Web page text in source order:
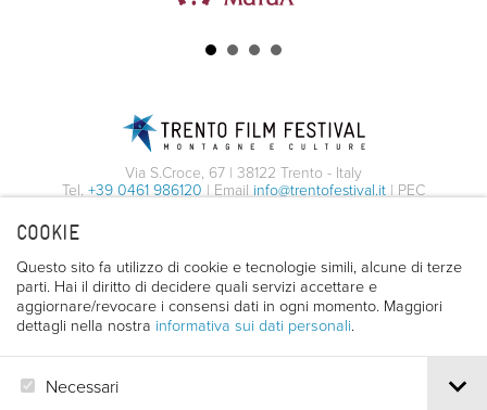
COOKIE
Questo sito fa utilizzo di cookie e tecnologie simili, alcune di terze
parti. Hai il diritto di decidere quali servizi accettare e
aggiornare/revocare i consensi dati in ogni momento. Maggiori
dettagli nella nostra informativa sui dati personali.
Necessari
24/04/2026
19:00
Condividi con i tuoi amici
Facebook Twitter Whatsapp Email
AGGIUNGI
POLIFONIA LIVE
Chiostro degli Agostiniani
Vicolo San Marco, 1 - Trento
21:30
Condividi con i tuoi amici
Via S.Croce, 67 | 38122 Trento - Italy
Tel. +39 0461 986120 | Email info@trentofestival.it | PEC